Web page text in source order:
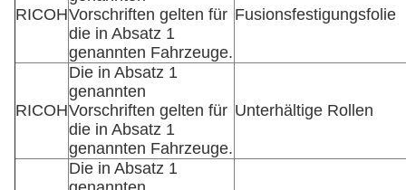
RICOHVorschriften gelten für
die in Absatz 1
genannten Fahrzeuge.
Fusionsfestigungsfolie
RICOH
Die in Absatz 1
genannten
Vorschriften gelten für
die in Absatz 1
genannten Fahrzeuge.
Unterhältige Rollen
Die in Absatz 1